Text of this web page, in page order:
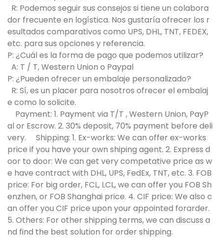
R: Podemos seguir sus consejos si tiene un colabora
dor frecuente en logística. Nos gustaría ofrecer los r
esultados comparativos como UPS, DHL, TNT, FEDEX,
etc. para sus opciones y referencia.
P: ¿Cuál es la forma de pago que podemos utilizar?
A: T / T, Western Union o Paypal
P: ¿Pueden ofrecer un embalaje personalizado?
R: Sí, es un placer para nosotros ofrecer el embalaj
e como lo solicite.
Payment: 1. Payment via T/T , Western Union, PayP
al or Escrow. 2. 30% deposit, 70% payment before deli
very. Shipping: 1. Ex-works: We can offer ex-works
price if you have your own shiping agent. 2. Express d
oor to door: We can get very competative price as w
e have contract with DHL, UPS, FedEx, TNT, etc. 3. FOB
price: For big order, FCL, LCL, we can offer you FOB Sh
enzhen, or FOB Shanghai price. 4. CIF price: We also c
an offer you CIF price upon your appointed forarder.
5. Others: For other shipping terms, we can discuss a
nd find the best solution for order shipping.